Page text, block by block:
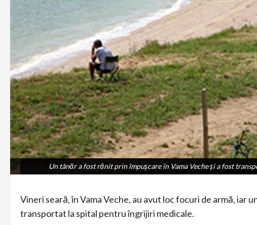
Un tânăr a fost rănit prin împușcare în Vama Veche și a fost
Un tânăr a fost rănit prin împușcare în Vama Veche și a fost
Vineri seară, în Vama Veche, au avut loc focuri de armă, iar
transportat la spital pentru îngrijiri medicale.